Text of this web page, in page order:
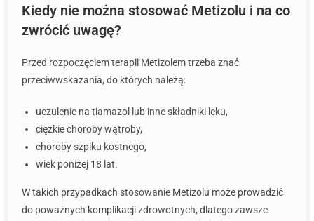
Kiedy nie można stosować Metizolu i na co
zwrócić uwagę?
Przed rozpoczęciem terapii Metizolem trzeba znać
przeciwwskazania, do których należą:
uczulenie na tiamazol lub inne składniki leku,
ciężkie choroby wątroby,
choroby szpiku kostnego,
wiek poniżej 18 lat.
W takich przypadkach stosowanie Metizolu może prowadzić
do poważnych komplikacji zdrowotnych, dlatego zawsze